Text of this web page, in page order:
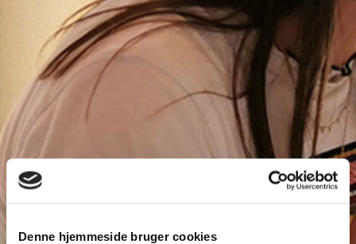
Denne hjemmeside bruger cookies